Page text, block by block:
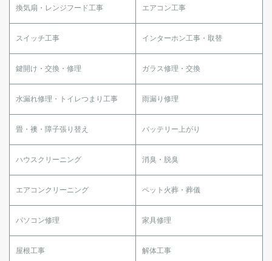
換気扇・レンジフード工事 エアコン工事
スイッチ工事 インターホン工事・取替
鍵開け・交換・修理 ガラス修理・交換
水漏れ修理・トイレつまり工事 雨漏り修理
畳・襖・障子張り替え バッテリー上がり
ハウスクリーニング 消臭・脱臭
エアコンクリーニング ペット火葬・葬儀
パソコン修理 家具修理
屋根工事 解体工事